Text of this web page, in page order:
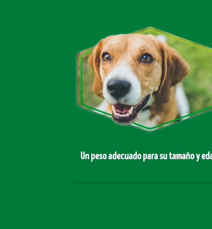
Un peso adecuado para su tamaño y